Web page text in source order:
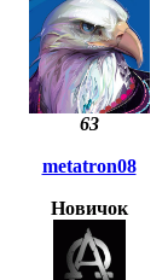
63
metatron08
Новичок